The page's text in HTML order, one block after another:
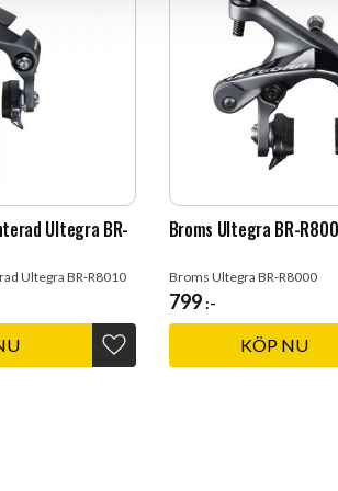
Ultegra BR-
Ultegra BR-R8010
Lägg till i favoriter
Broms Ultegra BR-
Broms Ultegra BR-R8000
799:-